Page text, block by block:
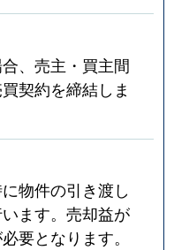
、売主・買主間
契約を締結しま
物件の引き渡し
ます。売却益が
要となります。